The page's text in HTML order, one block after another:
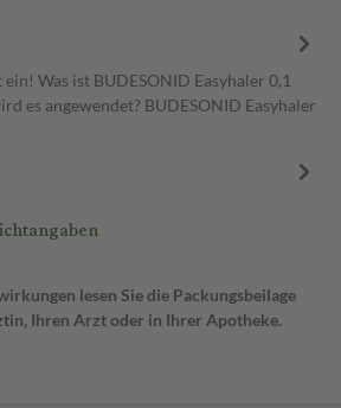
ein! Was ist BUDESONID Easyhaler 0,1
es angewendet? BUDESONID Easyhaler
lesen Sie die Packungsbeilage
Ihren Arzt oder in Ihrer Apotheke.